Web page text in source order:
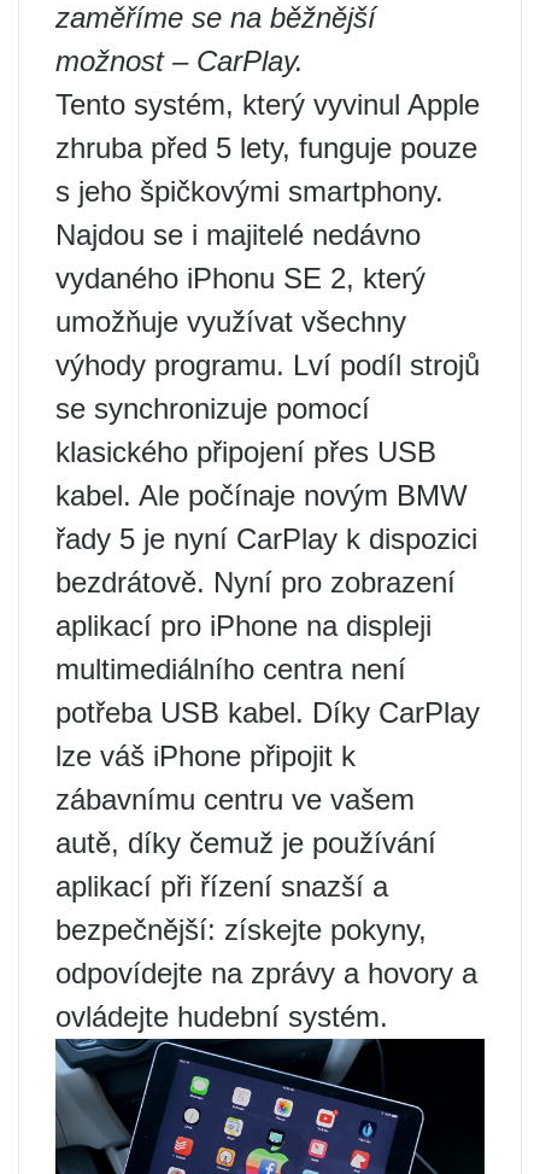
zaměříme se na běžnější
možnost – CarPlay.
Tento systém, který vyvinul Apple
zhruba před 5 lety, funguje pouze
s jeho špičkovými smartphony.
Najdou se i majitelé nedávno
vydaného iPhonu SE 2, který
umožňuje využívat všechny
výhody programu. Lví podíl strojů
se synchronizuje pomocí
klasického připojení přes USB
kabel. Ale počínaje novým BMW
řady 5 je nyní CarPlay k dispozici
bezdrátově. Nyní pro zobrazení
aplikací pro iPhone na displeji
multimediálního centra není
potřeba USB kabel. Díky CarPlay
lze váš iPhone připojit k
zábavnímu centru ve vašem
autě, díky čemuž je používání
aplikací při řízení snazší a
bezpečnější: získejte pokyny,
odpovídejte na zprávy a hovory a
ovládejte hudební systém.